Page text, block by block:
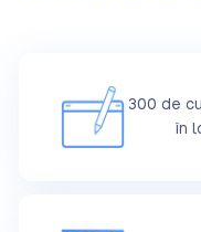
300 de
în